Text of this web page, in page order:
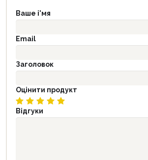
Ваше і'мя
Email
Заголовок
Оцінити продукт
Відгуки